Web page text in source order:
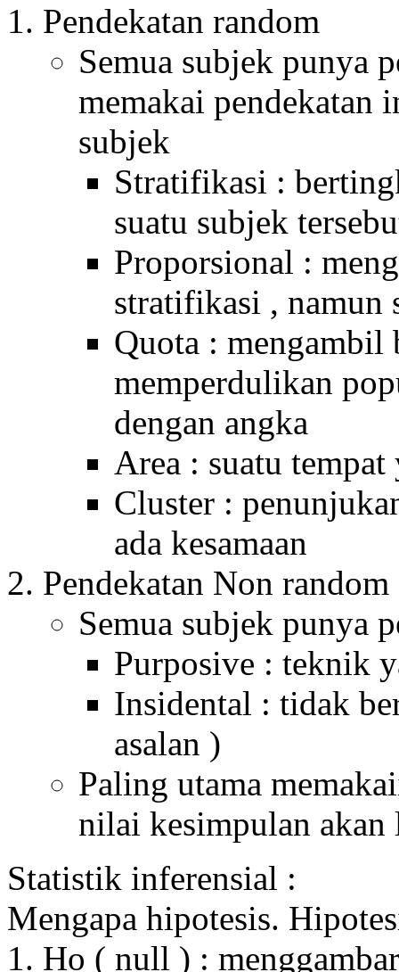
Pendekatan random
Semua subjek punya
memakai pendekatan
subjek
Stratifikasi :
suatu subjek
Proporsional :
stratifikasi , namun
Quota : mengambil
memperdulikan
dengan angka
Area : suatu
Cluster :
ada kesamaan
Pendekatan Non random
Semua subjek punya
Purposive : teknik
Insidental : tidak
asalan )
Paling utama
nilai kesimpulan akan
Statistik inferensial :
Mengapa hipotesis.
1. Ho ( null ) :